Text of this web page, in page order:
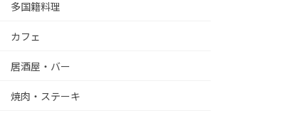
多国籍料理
カフェ
居酒屋・バー
焼肉・ステーキ